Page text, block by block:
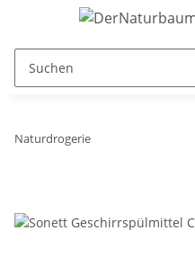
Naturdrogerie